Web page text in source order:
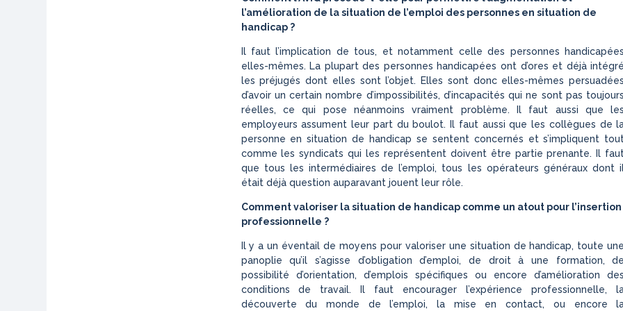
l’amélioration de la situation de l’emploi des personnes en situation de
handicap ?
Il faut l’implication de tous, et notamment celle des personnes handicapées
elles-mêmes. La plupart des personnes handicapées ont d’ores et déjà intégré
les préjugés dont elles sont l’objet. Elles sont donc elles-mêmes persuadées
d’avoir un certain nombre d’impossibilités, d’incapacités qui ne sont pas toujours
réelles, ce qui pose néanmoins vraiment problème. Il faut aussi que les
employeurs assument leur part du boulot. Il faut aussi que les collègues de
personne en situation de handicap se sentent concernés et s’impliquent
comme les syndicats qui les représentent doivent être partie prenante. Il
que tous les intermédiaires de l’emploi, tous les opérateurs généraux dont
était déjà question auparavant jouent leur rôle.
Comment valoriser la situation de handicap comme un atout pour l’insertion
professionnelle ?
Il y a un éventail de moyens pour valoriser une situation de handicap, toute une
panoplie qu’il s’agisse d’obligation d’emploi, de droit à une formation, de
possibilité d’orientation, d’emplois spécifiques ou encore d’amélioration des
conditions de travail. Il faut encourager l’expérience professionnelle,
découverte du monde de l’emploi, la mise en contact, ou encore